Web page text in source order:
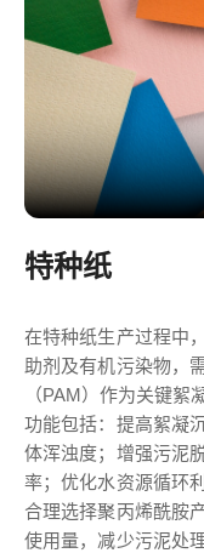
特种纸
在特种纸生产过程中
助剂及有机污染物，
（PAM）作为关键
功能包括：提高絮凝
体浑浊度；增强污泥
率；优化水资源循环
合理选择聚丙烯酰胺
使用量，减少污泥处